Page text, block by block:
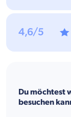
Du möchtest
besuchen
4,6/5